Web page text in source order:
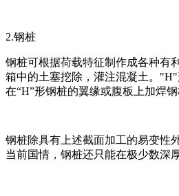
2.钢桩
钢桩可根据荷载特征制作成各种有
箱中的土塞挖除，灌注混凝土。
在“H”形钢桩的翼缘或腹板上加焊
钢桩除具有上述截面加工的易变性
当前国情，钢桩还只能在极少数深